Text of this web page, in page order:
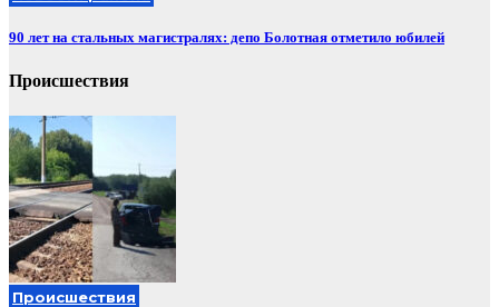
90 лет на стальных магистралях: депо Болотная отметило юбилей
Происшествия
Происшествия